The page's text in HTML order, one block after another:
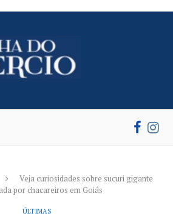
Veja curiosidades sobre sucuri gigante
por chacareiros em Goiás
ÚLTIMAS